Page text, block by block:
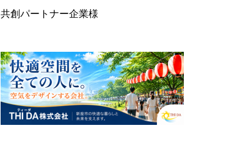
共創パートナー企業様